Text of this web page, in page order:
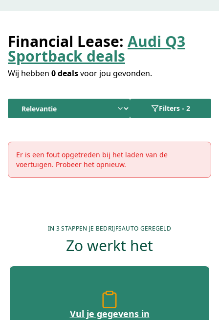
Financial Lease: Audi Q3
Sportback deals
Wij hebben 0 dealsvoor jou gevonden.
Filters - 2
Er is een fout opgetreden bij het laden van de
voertuigen. Probeer het opnieuw.
IN 3 STAPPEN JE BEDRIJFSAUTO GEREGELD
Zo werkt het
Vul je gegevens in